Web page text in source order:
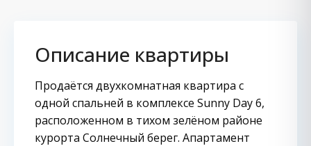
Описание квартиры
Продаётся двухкомнатная квартира с
одной спальней в комплексе Sunny Day 6,
расположенном в тихом зелёном районе
курорта Солнечный берег. Апартамент